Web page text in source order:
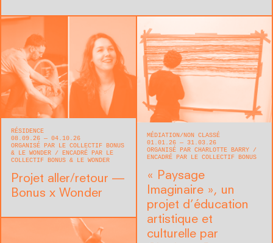
RÉSIDENCE
08.09.26 — 04.10.26
ORGANISÉ PAR LE COLLECTIF BONUS
& LE WONDER
ENCADRÉ PAR LE
COLLECTIF BONUS & LE WONDER
Projet aller/retour —
Bonus x Wonder
MÉDIATION
NON CLASSÉ
01.01.26 — 31.03.26
ORGANISÉ PAR CHARLOTTE BARRY
ENCADRÉ PAR LE COLLECTIF BONUS
« Paysage
Imaginaire », un
projet d’éducation
artistique et
culturelle par